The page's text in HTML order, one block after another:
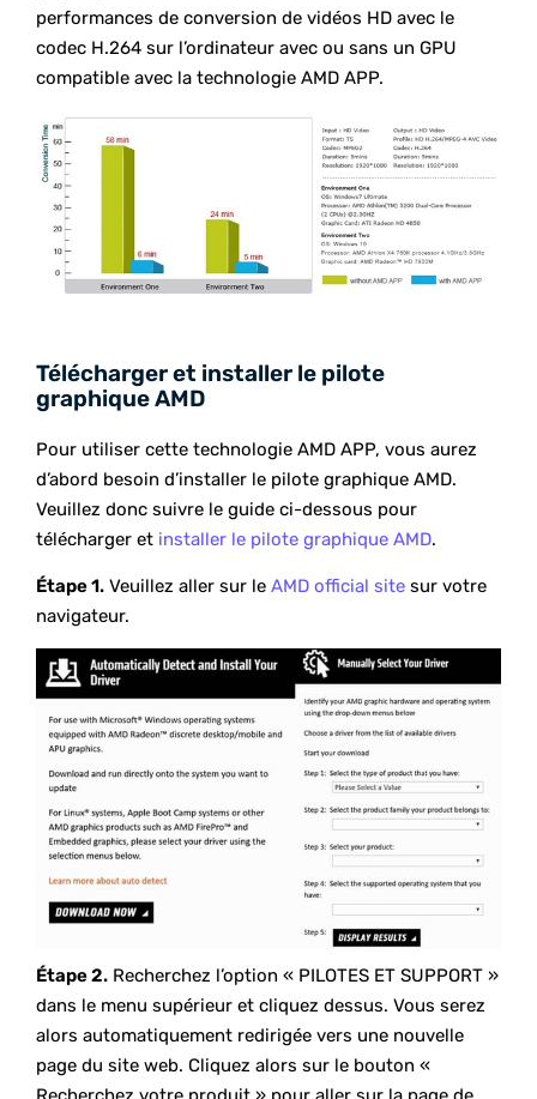
performances de conversion de vidéos HD avec le
codec H.264 sur l’ordinateur avec ou sans un GPU
compatible avec la technologie AMD APP.
Télécharger et installer le pilote
graphique AMD
Pour utiliser cette technologie AMD APP, vous aurez
d’abord besoin d’installer le pilote graphique AMD.
Veuillez donc suivre le guide ci-dessous pour
télécharger et installer le pilote graphique AMD.
Étape 1. Veuillez aller sur le AMD official site sur votre
navigateur.
Étape 2. Recherchez l’option « PILOTES ET SUPPORT »
dans le menu supérieur et cliquez dessus. Vous serez
alors automatiquement redirigée vers une nouvelle
page du site web. Cliquez alors sur le bouton «